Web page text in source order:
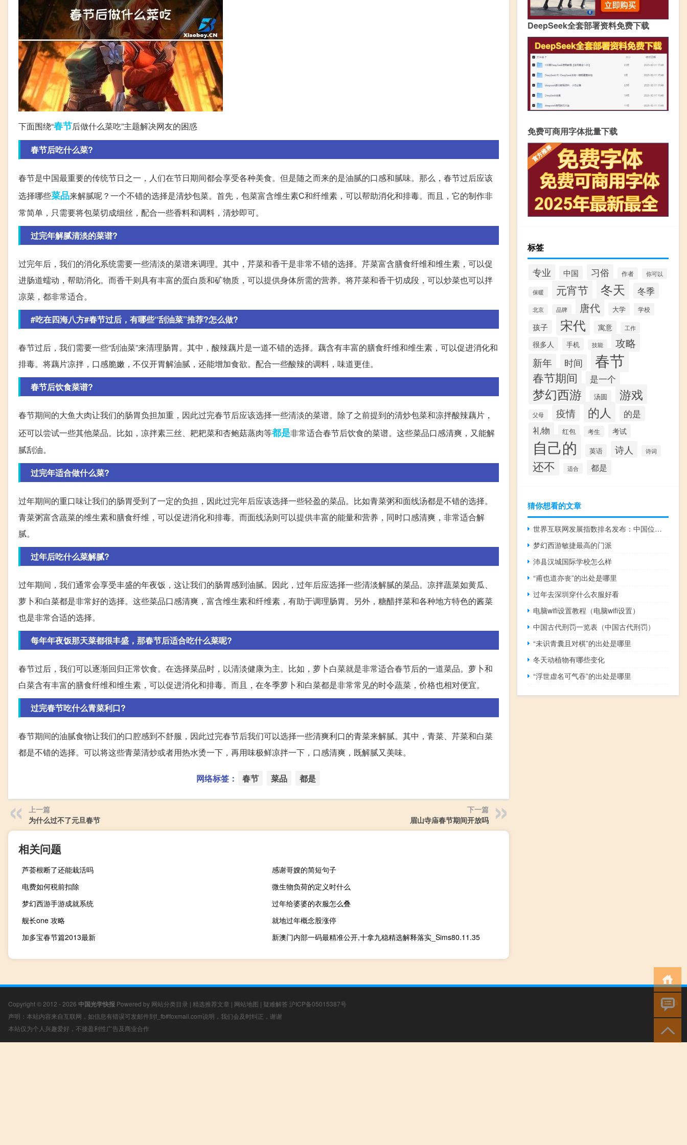
下面围绕“春节后做什么菜吃”主题解决网友的困惑
春节后吃什么菜?
春节是中国最重要的传统节日之一，人们在节日期间都会享受各种美食。但是随之而来的是油腻的口感和腻味。那么，春节过后应该
选择哪些菜品来解腻呢？一个不错的选择是清炒包菜。首先，包菜富含维生素C和纤维素，可以帮助消化和排毒。而且，它的制作非
常简单，只需要将包菜切成细丝，配合一些香料和调料，清炒即可。
过完年解腻清淡的菜谱?
过完年后，我们的消化系统需要一些清淡的菜谱来调理。其中，芹菜和香干是非常不错的选择。芹菜富含膳食纤维和维生素，可以促
进肠道蠕动，帮助消化。而香干则具有丰富的蛋白质和矿物质，可以提供身体所需的营养。将芹菜和香干切成段，可以炒菜也可以拌
凉菜，都非常适合。
#吃在四海八方#春节过后，有哪些“刮油菜”推荐?怎么做?
春节过后，我们需要一些“刮油菜”来清理肠胃。其中，酸辣藕片是一道不错的选择。藕含有丰富的膳食纤维和维生素，可以促进消化和
排毒。将藕片凉拌，口感脆嫩，不仅开胃解油腻，还能增加食欲。配合一些酸辣的调料，味道更佳。
春节后饮食菜谱?
春节期间的大鱼大肉让我们的肠胃负担加重，因此过完春节后应该选择一些清淡的菜谱。除了之前提到的清炒包菜和凉拌酸辣藕片，
还可以尝试一些其他菜品。比如，凉拌素三丝、耙耙菜和杏鲍菇蒸肉等都是非常适合春节后饮食的菜谱。这些菜品口感清爽，又能解
腻刮油。
过完年适合做什么菜?
过年期间的重口味让我们的肠胃受到了一定的负担，因此过完年后应该选择一些轻盈的菜品。比如青菜粥和面线汤都是不错的选择。
青菜粥富含蔬菜的维生素和膳食纤维，可以促进消化和排毒。而面线汤则可以提供丰富的能量和营养，同时口感清爽，非常适合解
腻。
过年后吃什么菜解腻?
过年期间，我们通常会享受丰盛的年夜饭，这让我们的肠胃感到油腻。因此，过年后应选择一些清淡解腻的菜品。凉拌蔬菜如黄瓜、
萝卜和白菜都是非常好的选择。这些菜品口感清爽，富含维生素和纤维素，有助于调理肠胃。另外，糖醋拌菜和各种地方特色的酱菜
也是非常合适的选择。
每年年夜饭那天菜都很丰盛，那春节后适合吃什么菜呢?
春节过后，我们可以逐渐回归正常饮食。在选择菜品时，以清淡健康为主。比如，萝卜白菜就是非常适合春节后的一道菜品。萝卜和
白菜含有丰富的膳食纤维和维生素，可以促进消化和排毒。而且，在冬季萝卜和白菜都是非常常见的时令蔬菜，价格也相对便宜。
过完春节吃什么青菜利口?
春节期间的油腻食物让我们的口腔感到不舒服，因此过完春节后我们可以选择一些清爽利口的青菜来解腻。其中，青菜、芹菜和白菜
都是不错的选择。可以将这些青菜清炒或者用热水烫一下，再用味极鲜凉拌一下，口感清爽，既解腻又美味。
网络标签： 春节 菜品 都是
上一篇
为什么过不了元旦春节
下一篇
眉山寺庙春节期间开放吗
相关问题
芦荟根断了还能栽活吗
感谢哥嫂的简短句子
电费如何税前扣除
微生物负荷的定义时什么
梦幻西游手游成就系统
过年给婆婆的衣服怎么叠
舰长one 攻略
就地过年概念股涨停
加多宝春节篇2013最新
新澳门内部一码最精准公开,十拿九稳精选解释落实_Sims80.11.35
DeepSeek全套部署资料免费下载
免费可商用字体批量下载
标签
专业 中国 习俗 作者 你可以
保暖 元宵节 冬天 冬季
北京 品牌 唐代 大学 学校
孩子 宋代 寓意 工作
很多人 手机 技能 攻略
新年 时间 春节
春节期间 是一个
梦幻西游 汤圆 游戏
父母 疫情 的人 的是
礼物 红包 考生 考试
自己的 英语 诗人 诗词
还不 适合 都是
猜你想看的文章
世界互联网发展指数排名发布：中国位居第二
梦幻西游敏捷最高的门派
沛县汉城国际学校怎么样
“甫也道亦丧”的出处是哪里
过年去深圳穿什么衣服好看
电脑wifi设置教程（电脑wifi设置）
中国古代刑罚一览表（中国古代刑罚）
“未识青囊且对棋”的出处是哪里
冬天动植物有哪些变化
“浮世虚名可气吞”的出处是哪里
Copyright © 2012 - 2026 中国光学快报 Powered by 网站分类目录 | 精选推荐文章 | 网站地图 | 疑难解答 沪ICP备05015387号
声明：本站内容来自互联网，如信息有错误可发邮件到f_fb#foxmail.com说明，我们会及时纠正，谢谢
本站仅为个人兴趣爱好，不接盈利性广告及商业合作
小男孩